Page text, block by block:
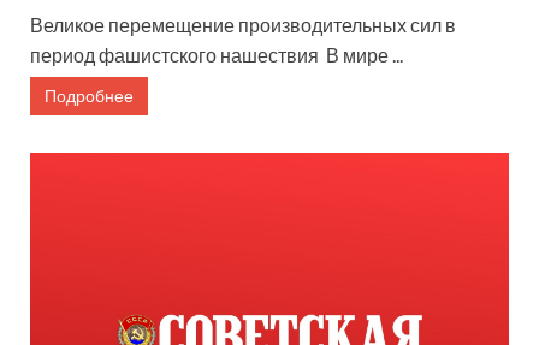
Великое перемещение производительных сил в
период фашистского нашествия В мире ...
Подробнее